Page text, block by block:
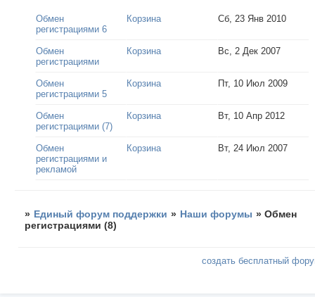
Обмен
регистрациями 6
Корзина Сб, 23 Янв 2010
Обмен
регистрациями
Корзина Вс, 2 Дек 2007
Обмен
регистрациями 5
Корзина Пт, 10 Июл 2009
Обмен
регистрациями (7)
Корзина Вт, 10 Апр 2012
Обмен
регистрациями и
рекламой
Корзина Вт, 24 Июл 2007
» Единый форум поддержки » Наши форумы »Обмен
регистрациями (8)
создать бесплатный